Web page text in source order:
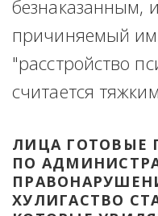
безнаказанным,
причиняемый им
"расстройство
считается
ЛИЦА ГОТОВЫЕ
ПО
ХУЛИГАСТВО